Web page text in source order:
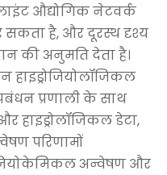
औद्योगिक नेटवर्क
सकता है, और दूरस्थ दृश्य
की अनुमति देता है।
हाइड्रोजियोलॉजिकल
प्रणाली के साथ
हाइड्रोलॉजिकल डेटा,
परिणामों
जियोकेमिकल अन्वेषण और